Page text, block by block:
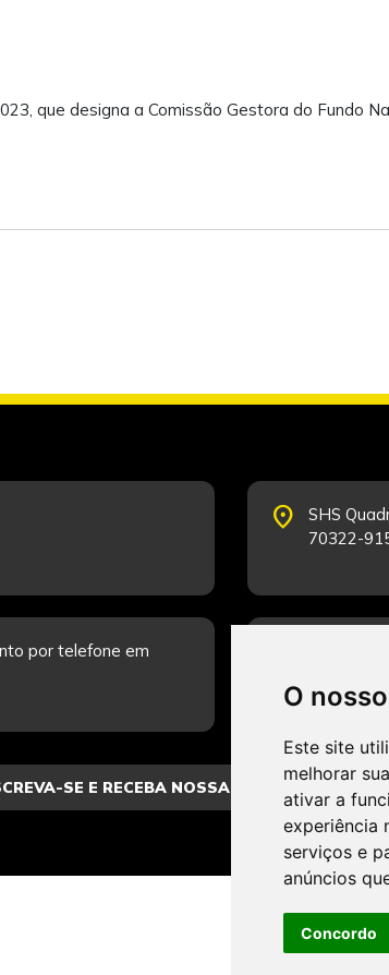
O
Este site
melhorar
ativar a
experiência
serviços e
anúncios
Concordo
que designa a Comissão Gestora do Fundo
place
SHS
70322-
por telefone em